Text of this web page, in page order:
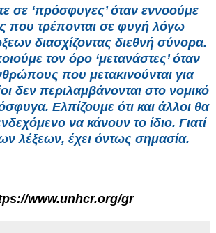
σε ‘πρόσφυγες’ όταν εννοούμε
που τρέπονται σε φυγή λόγω
διασχίζοντας διεθνή σύνορα.
τον όρο ‘μετανάστες’ όταν
που μετακινούνται για
δεν περιλαμβάνονται στο νομικό
Ελπίζουμε ότι και άλλοι θα
να κάνουν το ίδιο. Γιατί
λέξεων, έχει όντως σημασία.
www.unhcr.org/gr